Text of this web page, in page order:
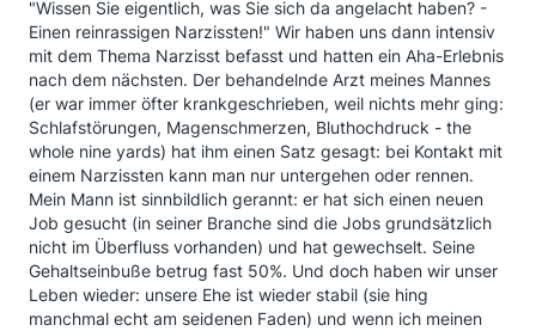
"Wissen Sie eigentlich, was Sie sich da angelacht haben? -
Einen reinrassigen Narzissten!" Wir haben uns dann intensiv
mit dem Thema Narzisst befasst und hatten ein Aha-Erlebnis
nach dem nächsten. Der behandelnde Arzt meines Mannes
(er war immer öfter krankgeschrieben, weil nichts mehr ging:
Schlafstörungen, Magenschmerzen, Bluthochdruck - the
whole nine yards) hat ihm einen Satz gesagt: bei Kontakt mit
einem Narzissten kann man nur untergehen oder rennen.
Mein Mann ist sinnbildlich gerannt: er hat sich einen neuen
Job gesucht (in seiner Branche sind die Jobs grundsätzlich
nicht im Überfluss vorhanden) und hat gewechselt. Seine
Gehaltseinbuße betrug fast 50%. Und doch haben wir unser
Leben wieder: unsere Ehe ist wieder stabil (sie hing
manchmal echt am seidenen Faden) und wenn ich meinen